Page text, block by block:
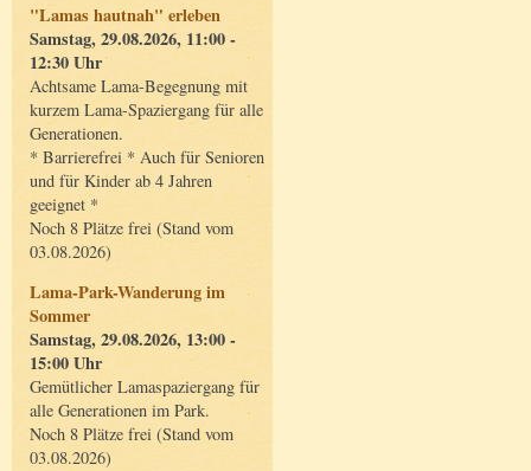
"Lamas hautnah" erleben
Samstag, 29.08.2026, 11:00 -
12:30 Uhr
Achtsame Lama-Begegnung mit
kurzem Lama-Spaziergang für alle
Generationen.
* Barrierefrei * Auch für Senioren
und für Kinder ab 4 Jahren
geeignet *
Noch 8 Plätze frei (Stand vom
03.08.2026)
Lama-Park-Wanderung im
Sommer
Samstag, 29.08.2026, 13:00 -
15:00 Uhr
Gemütlicher Lamaspaziergang für
alle Generationen im Park.
Noch 8 Plätze frei (Stand vom
03.08.2026)